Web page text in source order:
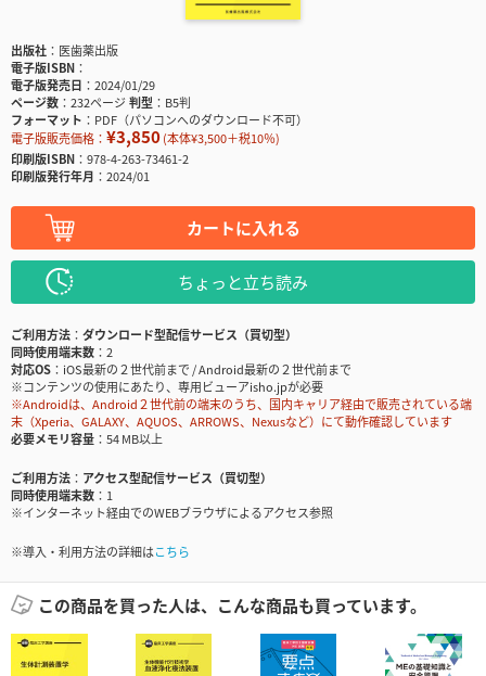
出版社
医歯薬出版
電子版ISBN
電子版発売日
2024/01/29
ページ数
232ページ判型
B5判
フォーマット
PDF（パソコンへのダウンロード不可）
電子版販売価格： ¥3,850(本体¥3,500＋税10％)
印刷版ISBN
978-4-263-73461-2
印刷版発行年月
2024/01
カートに入れる
ちょっと立ち読み
ご利用方法
ダウンロード型配信サービス（買切型）
同時使用端末数
2
対応OS
iOS最新の２世代前まで / Android最新の２世代前まで
※コンテンツの使用にあたり、専用ビューアisho.jpが必要
※Androidは、Android２世代前の端末のうち、国内キャリア経由で販売されている端
末（Xperia、GALAXY、AQUOS、ARROWS、Nexusなど）にて動作確認しています
必要メモリ容量
54 MB以上
ご利用方法
アクセス型配信サービス（買切型）
同時使用端末数
1
※インターネット経由でのWEBブラウザによるアクセス参照
※導入・利用方法の詳細はこちら
この商品を買った人は、こんな商品も買っています。